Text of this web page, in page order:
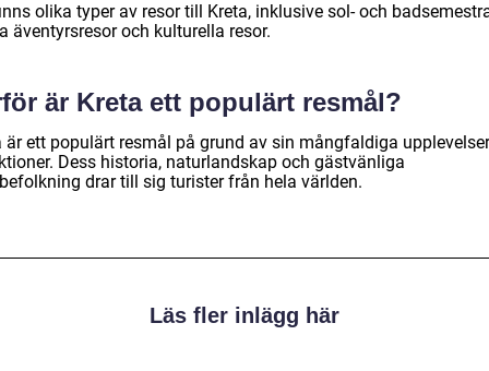
olika typer av resor till Kreta, inklusive sol- och
äventyrsresor och kulturella resor.
är Kreta ett populärt resmål?
är ett populärt resmål på grund av sin mångfaldiga
Dess historia, naturlandskap och gästvänliga
drar till sig turister från hela världen.
Läs fler inlägg här